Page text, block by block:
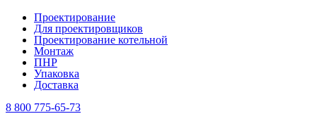
Проектирование
Для проектировщиков
Проектирование котельной
Монтаж
ПНР
Упаковка
Доставка
8 800 775-65-73